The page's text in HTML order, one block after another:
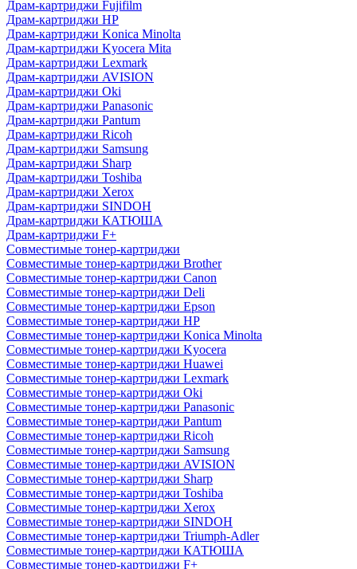
Драм-картриджи Fujifilm
Драм-картриджи HP
Драм-картриджи Konica Minolta
Драм-картриджи Kyocera Mita
Драм-картриджи Lexmark
Драм-картриджи AVISION
Драм-картриджи Oki
Драм-картриджи Panasonic
Драм-картриджи Pantum
Драм-картриджи Ricoh
Драм-картриджи Samsung
Драм-картриджи Sharp
Драм-картриджи Toshiba
Драм-картриджи Xerox
Драм-картриджи SINDOH
Драм-картриджи КАТЮША
Драм-картриджи F+
Совместимые тонер-картриджи
Совместимые тонер-картриджи Brother
Совместимые тонер-картриджи Canon
Совместимые тонер-картриджи Deli
Совместимые тонер-картриджи Epson
Совместимые тонер-картриджи HP
Совместимые тонер-картриджи Konica Minolta
Совместимые тонер-картриджи Kyocera
Совместимые тонер-картриджи Huawei
Совместимые тонер-картриджи Lexmark
Совместимые тонер-картриджи Oki
Совместимые тонер-картриджи Panasonic
Совместимые тонер-картриджи Pantum
Совместимые тонер-картриджи Ricoh
Совместимые тонер-картриджи Samsung
Совместимые тонер-картриджи AVISION
Совместимые тонер-картриджи Sharp
Совместимые тонер-картриджи Toshiba
Совместимые тонер-картриджи Xerox
Совместимые тонер-картриджи SINDOH
Совместимые тонер-картриджи Triumph-Adler
Совместимые тонер-картриджи КАТЮША
Совместимые тонер-картриджи F+